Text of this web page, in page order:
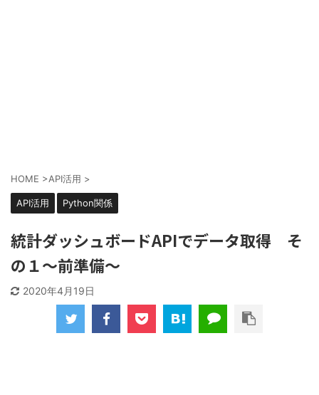
HOME >API活用 >
API活用 Python関係
統計ダッシュボードAPIでデータ取得 そ
の１～前準備～
2020年4月19日